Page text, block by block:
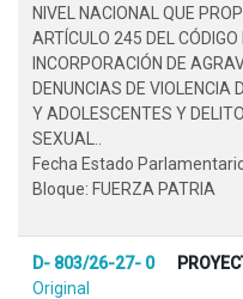
NIVEL NACIONAL QUE
ARTÍCULO 245 DEL
INCORPORACIÓN DE
DENUNCIAS DE VIOLENCIA
Y ADOLESCENTES Y
SEXUAL..
Fecha Estado
Bloque: FUERZA PATRIA
D- 803/26-27- 0
Original